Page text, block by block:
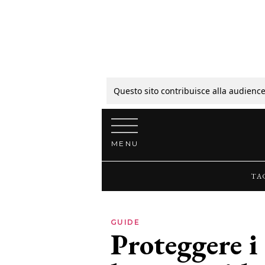
Questo sito contribuisce alla
Vai al contenuto
MENU
GUIDE
Proteggere